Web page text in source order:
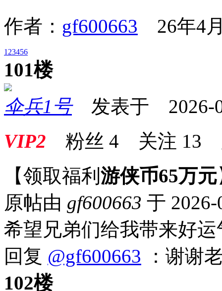
作者： gf600663 26年4
1 23456
101楼
伞兵1号发表于 2026-
VIP2 粉丝 4 关注 13
【领取福利 游侠币65万元
原帖由 gf600663 于
希望兄弟们给我带来好运
回复 @gf600663 ：谢谢
102楼